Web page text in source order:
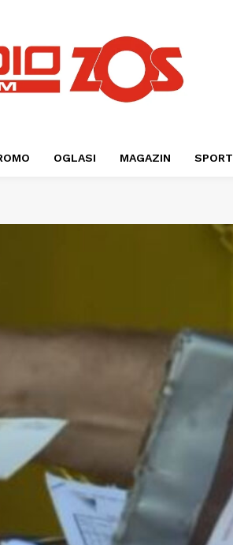
OGLASI MAGAZIN SPORT